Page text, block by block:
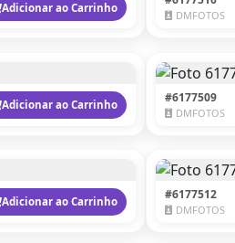
Adicionar ao Carrinho
DMFOTOS
Adicionar ao Carrinho #6177509
DMFOTOS
Adicionar ao Carrinho #6177512
DMFOTOS